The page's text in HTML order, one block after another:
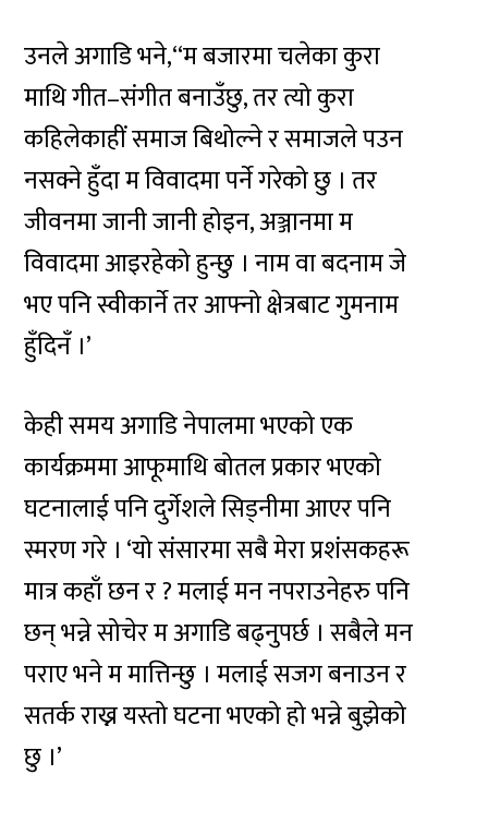
उनले अगाडि भने,‘‘म बजारमा चलेका कुरा
माथि गीत–संगीत बनाउँछु, तर त्यो कुरा
कहिलेकाहीं समाज बिथोल्ने र समाजले पउन
नसक्ने हुँदा म विवादमा पर्ने गरेको छु । तर
जीवनमा जानी जानी होइन, अञ्जानमा म
विवादमा आइरहेको हुन्छु । नाम वा बदनाम जे
भए पनि स्वीकार्ने तर आफ्नो क्षेत्रबाट गुमनाम
हुँदिनँ ।’
केही समय अगाडि नेपालमा भएको एक
कार्यक्रममा आफूमाथि बोतल प्रकार भएको
घटनालाई पनि दुर्गेशले सिड्नीमा आएर पनि
स्मरण गरे । ‘यो संसारमा सबै मेरा प्रशंसकहरू
मात्र कहाँ छन र ? मलाई मन नपराउनेहरु पनि
छन् भन्ने सोचेर म अगाडि बढ्नुपर्छ । सबैले मन
पराए भने म मात्तिन्छु । मलाई सजग बनाउन र
सतर्क राख्न यस्तो घटना भएको हो भन्ने बुझेको
छु ।’